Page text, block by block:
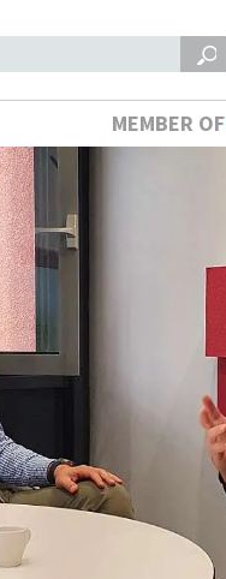
MEMBER OF